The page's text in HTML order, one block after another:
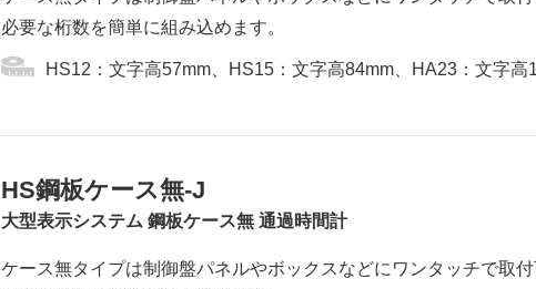
必要な桁数を簡単に組み込めます。
HS12：文字高57mm、HS15：文字高84mm、HA23：文字高
HS鋼板ケース無-J
大型表示システム 鋼板ケース無 通過時間計
ケース無タイプは制御盤パネルやボックスなどにワンタッチで取